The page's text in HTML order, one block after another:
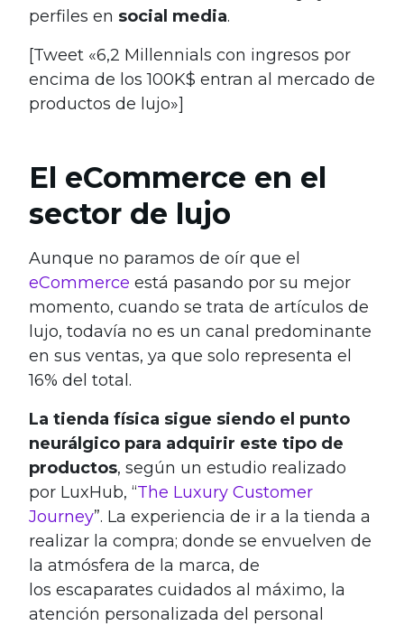
perfiles en social media.
[Tweet «6,2 Millennials con ingresos por
encima de los 100K$ entran al mercado de
productos de lujo»]
El eCommerce en el
sector de lujo
Aunque no paramos de oír que el
eCommerce está pasando por su mejor
momento, cuando se trata de artículos de
lujo, todavía no es un canal predominante
en sus ventas, ya que solo representa el
16% del total.
La tienda física sigue siendo el punto
neurálgico para adquirir este tipo de
productos, según un estudio realizado
por LuxHub, “The Luxury Customer
Journey”. La experiencia de ir a la tienda a
realizar la compra; donde se envuelven de
la atmósfera de la marca, de
los escaparates cuidados al máximo, la
atención personalizada del personal